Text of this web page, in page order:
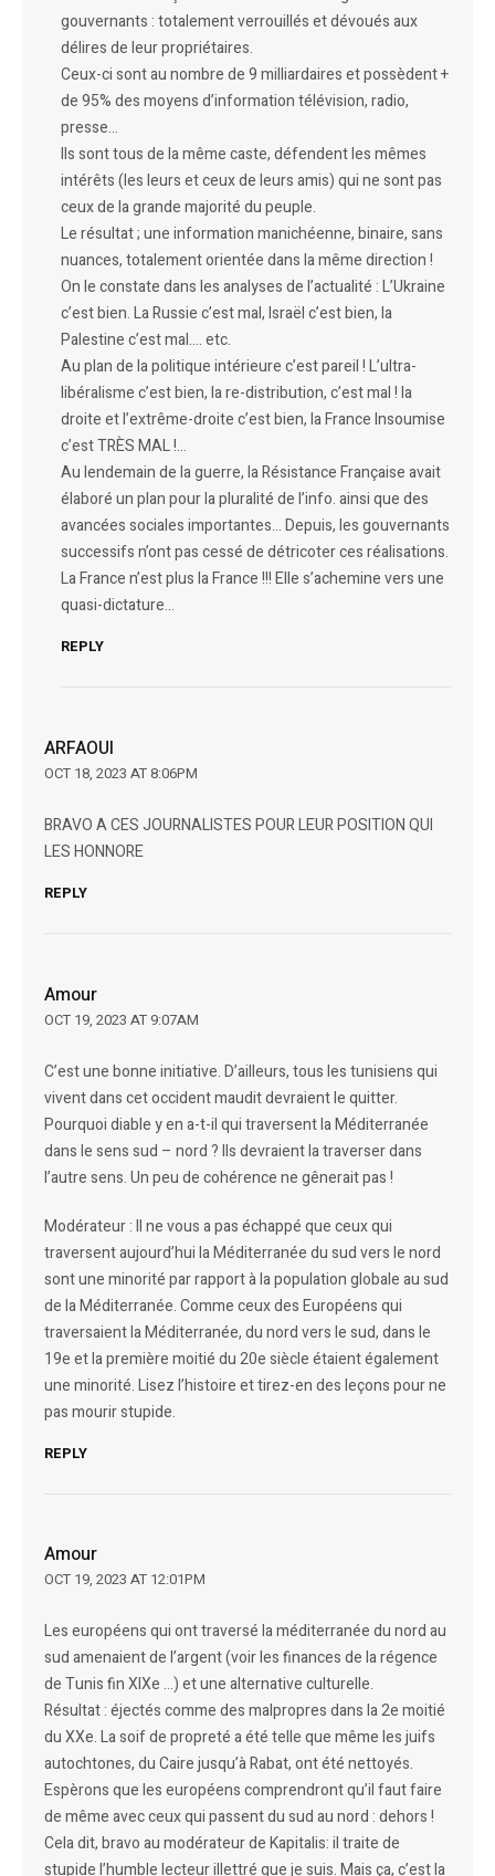
gouvernants : totalement verrouillés et dévoués aux
délires de leur propriétaires.
Ceux-ci sont au nombre de 9 milliardaires et possèdent +
de 95% des moyens d’information télévision, radio,
presse…
Ils sont tous de la même caste, défendent les mêmes
intérêts (les leurs et ceux de leurs amis) qui ne sont pas
ceux de la grande majorité du peuple.
Le résultat ; une information manichéenne, binaire, sans
nuances, totalement orientée dans la même direction !
On le constate dans les analyses de l’actualité : L’Ukraine
c’est bien. La Russie c’est mal, Israël c’est bien, la
Palestine c’est mal…. etc.
Au plan de la politique intérieure c’est pareil ! L’ultra-
libéralisme c’est bien, la re-distribution, c’est mal ! la
droite et l’extrême-droite c’est bien, la France Insoumise
c’est TRÈS MAL !…
Au lendemain de la guerre, la Résistance Française avait
élaboré un plan pour la pluralité de l’info. ainsi que des
avancées sociales importantes… Depuis, les gouvernants
successifs n’ont pas cessé de détricoter ces réalisations.
La France n’est plus la France !!! Elle s’achemine vers une
quasi-dictature…
REPLY
ARFAOUI
OCT 18, 2023 AT 8:06PM
BRAVO A CES JOURNALISTES POUR LEUR POSITION QUI
LES HONNORE
REPLY
Amour
OCT 19, 2023 AT 9:07AM
C’est une bonne initiative. D’ailleurs, tous les tunisiens qui
vivent dans cet occident maudit devraient le quitter.
Pourquoi diable y en a-t-il qui traversent la Méditerranée
dans le sens sud – nord ? Ils devraient la traverser dans
l’autre sens. Un peu de cohérence ne gênerait pas !
Modérateur : Il ne vous a pas échappé que ceux qui
traversent aujourd’hui la Méditerranée du sud vers le nord
sont une minorité par rapport à la population globale au sud
de la Méditerranée. Comme ceux des Européens qui
traversaient la Méditerranée, du nord vers le sud, dans le
19e et la première moitié du 20e siècle étaient également
une minorité. Lisez l’histoire et tirez-en des leçons pour ne
pas mourir stupide.
REPLY
Amour
OCT 19, 2023 AT 12:01PM
Les européens qui ont traversé la méditerranée du nord au
sud amenaient de l’argent (voir les finances de la régence
de Tunis fin XIXe …) et une alternative culturelle.
Résultat : éjectés comme des malpropres dans la 2e moitié
du XXe. La soif de propreté a été telle que même les juifs
autochtones, du Caire jusqu’à Rabat, ont été nettoyés.
Espèrons que les européens comprendront qu’il faut faire
de même avec ceux qui passent du sud au nord : dehors !
Cela dit, bravo au modérateur de Kapitalis: il traite de
stupide l’humble lecteur illettré que je suis. Mais ça, c’est la